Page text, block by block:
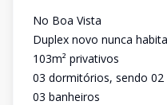
No Boa Vista
Duplex novo nunca
103m² privativos
03 dormitórios, sendo 02
03 banheiros